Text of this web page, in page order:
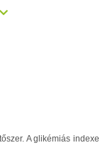
A glikémiás indexe